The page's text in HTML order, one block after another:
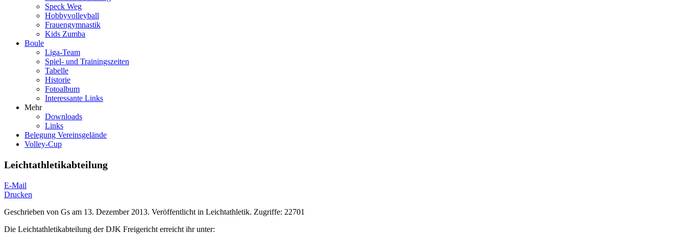
Speck Weg
Hobbyvolleyball
Frauengymnastik
Kids Zumba
Boule
Liga-Team
Spiel- und Trainingszeiten
Tabelle
Historie
Fotoalbum
Interessante Links
Mehr
Downloads
Links
Belegung Vereinsgelände
Volley-Cup
Leichtathletikabteilung
E-Mail
Drucken
Geschrieben von Gs am 13. Dezember 2013. Veröffentlicht in Leichtathletik. Zugriffe: 22701
Die Leichtathletikabteilung der DJK Freigericht erreicht ihr unter: